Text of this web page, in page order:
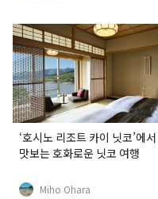
‘호시노 리조트 카이 닛코’에서
맛보는 호화로운 닛코 여행
Miho Ohara